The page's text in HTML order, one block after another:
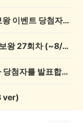
💰[당첨자 발표] 26회차 우리 동네 정보왕 이벤트 당첨자를 발표합니다!
💸 전원 2,000캐시 지급! 우리 동네 정보왕 27회차 (~8/10)
💰[당첨자 발표] 우리 동네 썰전 12회차 당첨자를 발표합니다!
ver)